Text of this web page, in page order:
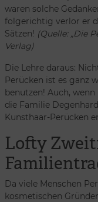
waren solche
folgerichtig verlor er
Sätzen! (Quelle: „Die
Verlag)
Die Lehre daraus:
Perücken ist es ganz
benutzen! Auch,
die Familie
Kunsthaar-Perücken
Lofty
Da viele Menschen
kosmetischen